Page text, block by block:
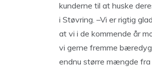
kunderne til at huske
i Støvring. –Vi er rigtig
at vi i de kommende år
vi gerne fremme
endnu større mængde